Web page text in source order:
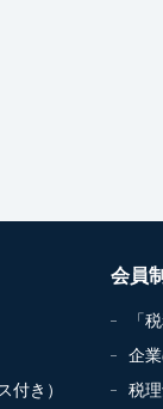
付き）
会員
「
企
税